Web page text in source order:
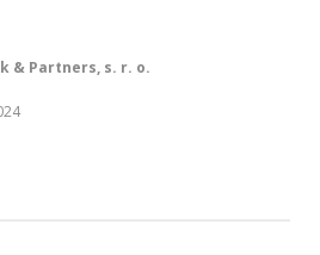
& Partners, s. r. o.